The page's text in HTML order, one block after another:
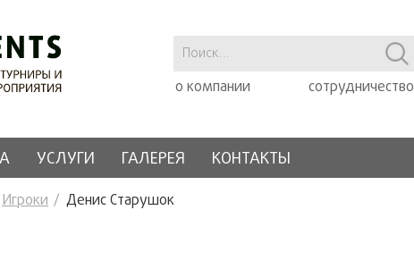
о компании сотрудничество
УСЛУГИ ГАЛЕРЕЯ КОНТАКТЫ
Игроки Денис Старушок